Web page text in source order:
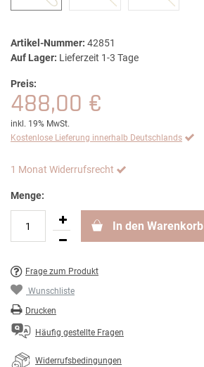
Artikel-Nummer: 42851
Auf Lager: Lieferzeit 1-3 Tage
Preis:
488,00 €
inkl. 19% MwSt.
Kostenlose Lieferung innerhalb Deutschlands
1 Monat Widerrufsrecht
Menge:
In den Warenkorb
Frage zum Produkt
Wunschliste
Drucken
Häufig gestellte Fragen
Widerrufsbedingungen